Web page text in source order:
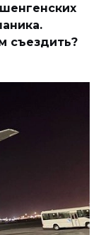
съездить?